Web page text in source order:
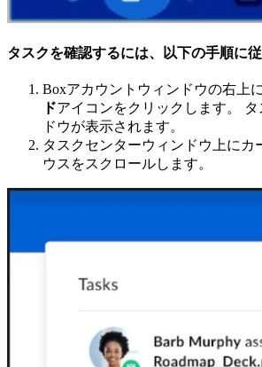
タスクを確認するには、以下の手順に従
Boxアカウントウィンドウの右上
ドアイコンをクリックします。
ドウが表示されます。
タスクセンターウィンドウ上にカ
ウスをスクロールします。